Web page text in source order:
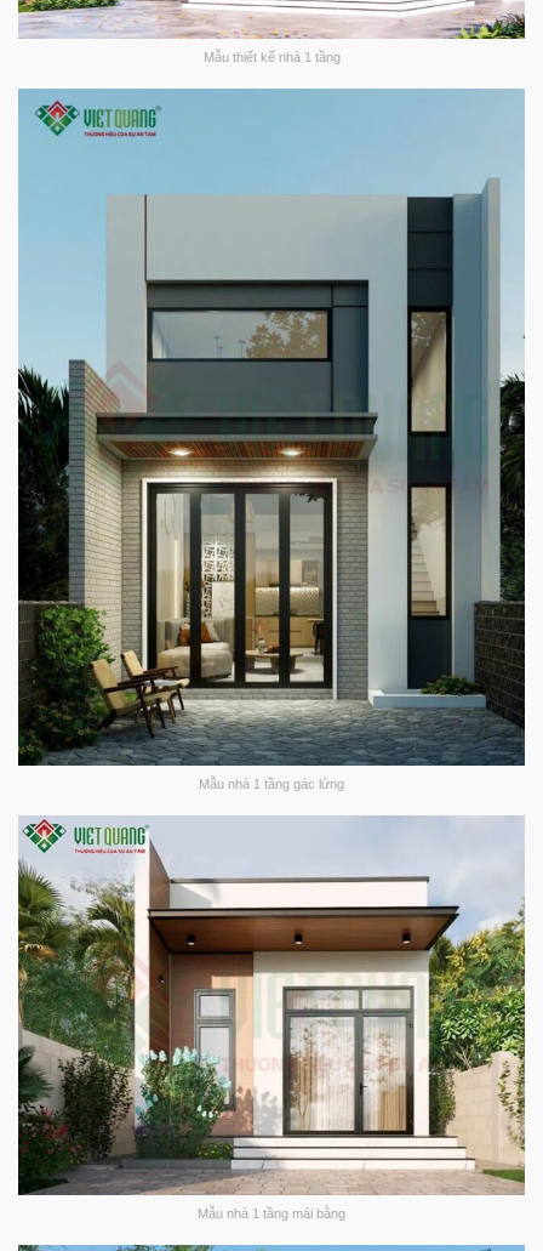
Mẫu thiết kế nhà 1 tầng
Mẫu nhà 1 tầng gác lửng
Mẫu nhà 1 tầng mái bằng